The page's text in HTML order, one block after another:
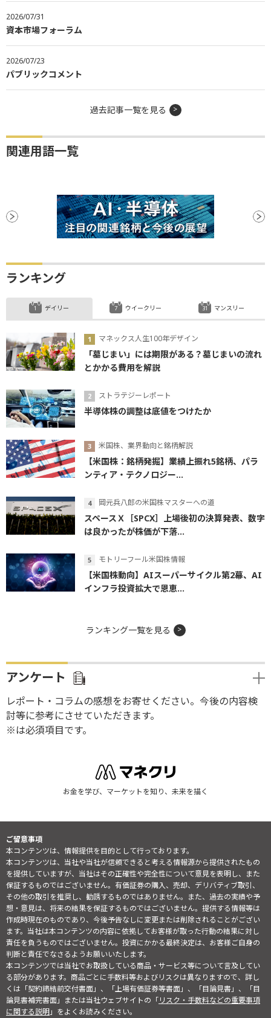
2026/07/31
資本市場フォーラム
2026/07/23
パブリックコメント
過去記事一覧を見る
関連用語一覧
ランキング
デイリー
マネックス人生100年デザイン
「墓じまい」には期限がある？墓じまいの流れ
とかかる費用を解説
ストラテジーレポート
半導体株の調整は底値をつけたか
米国株、業界動向と銘柄解説
【米国株：銘柄発掘】業績上振れ5銘柄、パラ
ンティア・テクノロジー...
岡元兵八郎の米国株マスターへの道
スペースＸ［SPCX］上場後初の決算発表、数字
は良かったが株価が下落...
モトリーフール米国株情報
【米国株動向】AIスーパーサイクル第2幕、AI
インフラ投資拡大で恩恵...
ウイークリー マンスリー
ランキング一覧を見る
アンケート
レポート・コラムの感想をお寄せください。今後の内容検
討等に参考にさせていただきます。
※は必須項目です。
お金を学び、マーケットを知り、未来を描く
ご留意事項
本コンテンツは、情報提供を目的として行っております。
本コンテンツは、当社や当社が信頼できると考える情報源から提供されたもの
を提供していますが、当社はその正確性や完全性について意見を表明し、また
保証するものではございません。有価証券の購入、売却、デリバティブ取引、
その他の取引を推奨し、勧誘するものではありません。また、過去の実績や予
想・意見は、将来の結果を保証するものではございません。提供する情報等は
作成時現在のものであり、今後予告なしに変更または削除されることがござい
ます。当社は本コンテンツの内容に依拠してお客様が取った行動の結果に対し
責任を負うものではございません。投資にかかる最終決定は、お客様ご自身の
判断と責任でなさるようお願いいたします。
本コンテンツでは当社でお取扱している商品・サービス等について言及してい
る部分があります。商品ごとに手数料等およびリスクは異なりますので、詳し
くは「契約締結前交付書面」、「上場有価証券等書面」、「目論見書」、「目
論見書補完書面」または当社ウェブサイトの「リスク・手数料などの重要事項
に関する説明」をよくお読みください。